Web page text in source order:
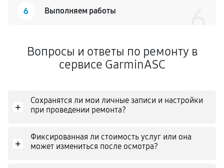
6 Выполняем работы
Вопросы и ответы по ремонту в
сервисе GarminASC
+
Сохранятся ли мои личные записи и настройки
при проведении ремонта?
+
Фиксированная ли стоимость услуг или она
может измениться после осмотра?